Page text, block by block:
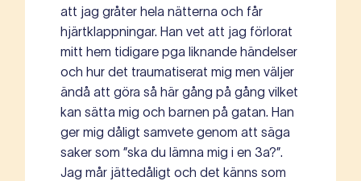
att jag gråter hela nätterna och får
hjärtklappningar. Han vet att jag förlorat
mitt hem tidigare pga liknande händelser
och hur det traumatiserat mig men väljer
ändå att göra så här gång på gång vilket
kan sätta mig och barnen på gatan. Han
ger mig dåligt samvete genom att säga
saker som ”ska du lämna mig i en 3a?”.
Jag mår jättedåligt och det känns som